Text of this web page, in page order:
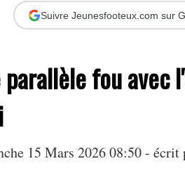
Suivre Jeunesfooteux.com sur
parallèle fou avec
15 Mars 2026 08:50 - écrit